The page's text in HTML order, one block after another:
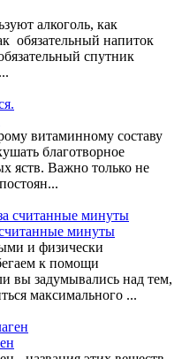
алкоголь, как
обязательный напиток
спутник
витаминному составу
благотворное
яств. Важно только не
минуты
и физически
к помощи
вы задумывались над тем,
максимального ...